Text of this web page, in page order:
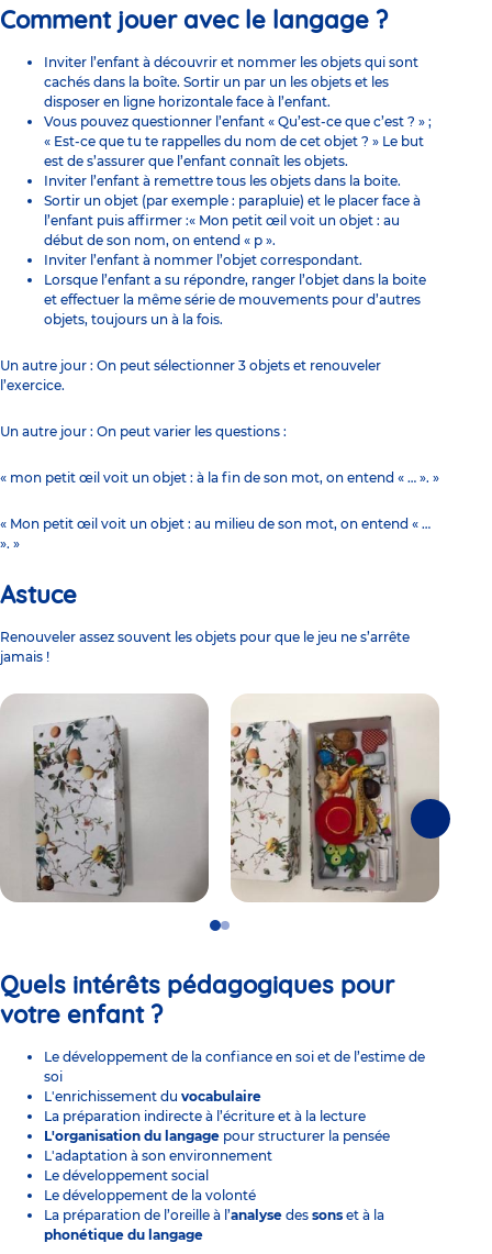
Comment jouer avec le langage ?
Inviter l’enfant à découvrir et nommer les objets qui sont
cachés dans la boîte. Sortir un par un les objets et les
disposer en ligne horizontale face à l’enfant.
Vous pouvez questionner l’enfant « Qu’est-ce que c’est ? » ;
« Est-ce que tu te rappelles du nom de cet objet ? » Le but
est de s’assurer que l’enfant connaît les objets.
Inviter l’enfant à remettre tous les objets dans la boite.
Sortir un objet (par exemple : parapluie) et le placer face à
l’enfant puis affirmer :« Mon petit œil voit un objet : au
début de son nom, on entend « p ».
Inviter l’enfant à nommer l’objet correspondant.
Lorsque l’enfant a su répondre, ranger l’objet dans la boite
et effectuer la même série de mouvements pour d’autres
objets, toujours un à la fois.
Un autre jour : On peut sélectionner 3 objets et renouveler
l’exercice.
Un autre jour : On peut varier les questions :
« mon petit œil voit un objet : à la fin de son mot, on entend « … ». »
« Mon petit œil voit un objet : au milieu de son mot, on entend « …
». »
Astuce
Renouveler assez souvent les objets pour que le jeu ne s’arrête
jamais !
Go
1
Go
2
Quels intérêts pédagogiques pour
votre enfant ?
Le développement de la confiance en soi et de l’estime de
soi
L'enrichissement du vocabulaire
La préparation indirecte à l’écriture et à la lecture
L'organisation du langage pour structurer la pensée
L'adaptation à son environnement
Le développement social
Le développement de la volonté
La préparation de l’oreille à l’analyse des sons et à la
phonétique du langage